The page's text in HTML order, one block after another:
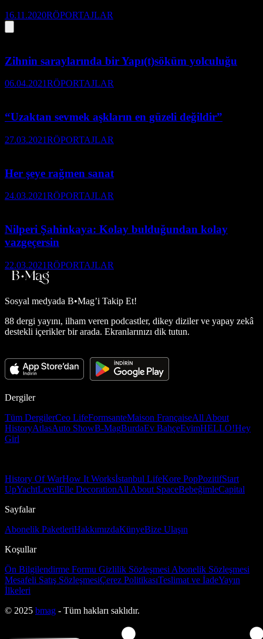
16.11.2020RÖPORTAJLAR
Zihnin saraylarında bir Yapı(t)söküm yolculuğu
06.04.2021RÖPORTAJLAR
“Uzaktan sevmek aşkların en güzeli değildir”
27.03.2021RÖPORTAJLAR
Her şeye rağmen sanat
24.03.2021RÖPORTAJLAR
Nilperi Şahinkaya: Kolay bulduğundan kolay
vazgeçersin
22.03.2021RÖPORTAJLAR
Sosyal medyada B•Mag’i Takip Et!
88 dergi yayını, ilham veren podcastler, dikey diziler ve yapay zekâ
destekli içerikler bir arada. Ekranlarınızı dik tutun.
Dergiler
Tüm DergilerCeo LifeFormsanteMaison FrançaiseAll About
HistoryAtlasAuto ShowB-MagBurdaEv BahçeEvimHELLO!Hey
Girl
History Of WarHow It Worksİstanbul LifeKore PopPozitifStart
UpYachtLevelElle DecorationAll About SpaceBebeğimleCapital
Sayfalar
Abonelik PaketleriHakkımızdaKünyeBize Ulaşın
Koşullar
Ön Bilgilendirme Formu Gizlilik Sözleşmesi Abonelik Sözleşmesi
Mesafeli Satış SözleşmesiÇerez PolitikasıTeslimat ve İadeYayın
İlkeleri
© 2025 bmag - Tüm hakları saklıdır.